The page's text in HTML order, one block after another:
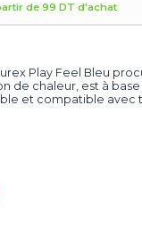
de 99 DT d'achat
Play Feel Bleu
de chaleur, est à
et compatible avec